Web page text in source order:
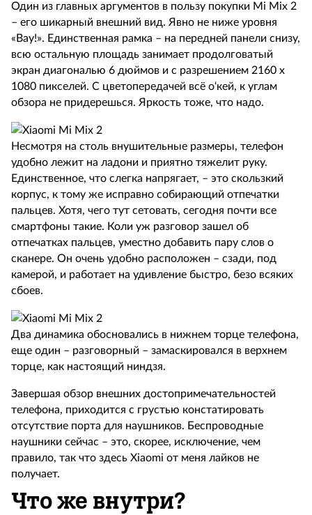
Один из главных аргументов в пользу покупки Mi Mix 2
– его шикарный внешний вид. Явно не ниже уровня
«Вау!». Единственная рамка – на передней панели снизу,
всю остальную площадь занимает продолговатый
экран диагональю 6 дюймов и с разрешением 2160 х
1080 пикселей. С цветопередачей всё о‘кей, к углам
обзора не придерешься. Яркость тоже, что надо.
Несмотря на столь внушительные размеры, телефон
удобно лежит на ладони и приятно тяжелит руку.
Единственное, что слегка напрягает, – это скользкий
корпус, к тому же исправно собирающий отпечатки
пальцев. Хотя, чего тут сетовать, сегодня почти все
смартфоны такие. Коли уж разговор зашел об
отпечатках пальцев, уместно добавить пару слов о
сканере. Он очень удобно расположен – сзади, под
камерой, и работает на удивление быстро, безо всяких
сбоев.
Два динамика обосновались в нижнем торце телефона,
еще один – разговорный – замаскировался в верхнем
торце, как настоящий ниндзя.
Завершая обзор внешних достопримечательностей
телефона, приходится с грустью констатировать
отсутствие порта для наушников. Беспроводные
наушники сейчас – это, скорее, исключение, чем
правило, так что здесь Xiaomi от меня лайков не
получает.
Что же внутри?